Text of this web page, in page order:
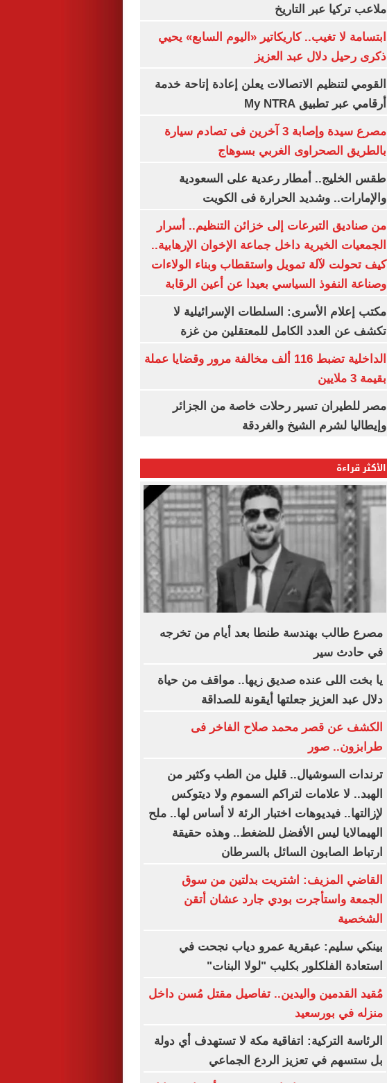
ملاعب تركيا عبر التاريخ
ابتسامة لا تغيب.. كاريكاتير «اليوم السابع» يحيي
ذكرى رحيل دلال عبد العزيز
القومي لتنظيم الاتصالات يعلن إعادة إتاحة خدمة
أرقامي عبر تطبيق My NTRA
مصرع سيدة وإصابة 3 آخرين فى تصادم سيارة
بالطريق الصحراوى الغربي بسوهاج
طقس الخليج.. أمطار رعدية على السعودية
والإمارات.. وشديد الحرارة فى الكويت
من صناديق التبرعات إلى خزائن التنظيم.. أسرار
الجمعيات الخيرية داخل جماعة الإخوان الإرهابية..
كيف تحولت لآلة تمويل واستقطاب وبناء الولاءات
وصناعة النفوذ السياسي بعيدا عن أعين الرقابة
مكتب إعلام الأسرى: السلطات الإسرائيلية لا
تكشف عن العدد الكامل للمعتقلين من غزة
الداخلية تضبط 116 ألف مخالفة مرور وقضايا عملة
بقيمة 3 ملايين
مصر للطيران تسير رحلات خاصة من الجزائر
وإيطاليا لشرم الشيخ والغردقة
الأكثر قراءة
مصرع طالب بهندسة طنطا بعد أيام من تخرجه
في حادث سير
يا بخت اللى عنده صديق زيها.. مواقف من حياة
دلال عبد العزيز جعلتها أيقونة للصداقة
الكشف عن قصر محمد صلاح الفاخر فى
طرابزون.. صور
ترندات السوشيال.. قليل من الطب وكثير من
الهبد.. لا علامات لتراكم السموم ولا ديتوكس
لإزالتها.. فيديوهات اختبار الرئة لا أساس لها.. ملح
الهيمالايا ليس الأفضل للضغط.. وهذه حقيقة
ارتباط الصابون السائل بالسرطان
القاضي المزيف: اشتريت بدلتين من سوق
الجمعة واستأجرت بودي جارد عشان أتقن
الشخصية
بينكي سليم: عبقرية عمرو دياب نجحت في
استعادة الفلكلور بكليب "لولا البنات"
مُقيد القدمين واليدين.. تفاصيل مقتل مُسن داخل
منزله في بورسعيد
الرئاسة التركية: اتفاقية مكة لا تستهدف أي دولة
بل ستسهم في تعزيز الردع الجماعي